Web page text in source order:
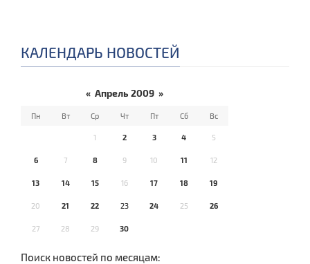
КАЛЕНДАРЬ НОВОСТЕЙ
« Апрель 2009 »
Пн Вт Ср Чт Пт Сб Вс
1 2 3 4 5
6 7 8 9 10 11 12
13 14 15 16 17 18 19
20 21 22 23 24 25 26
27 28 29 30
Поиск новостей по месяцам: